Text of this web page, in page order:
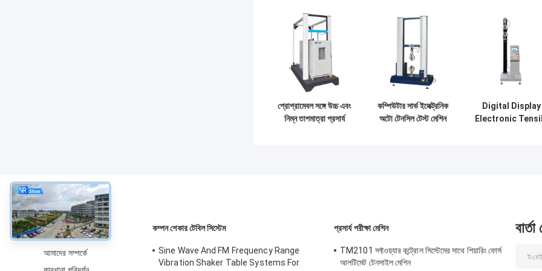
প্রোগ্রামেবল সঙ্গে উচ্চ এবং
নিম্ন তাপমাত্রা প্রসার্য
কম্পিউটার সার্ভ ইলেক্ট্রনিক
অটো টেনসিল টেস্ট মেশিন
Digital Display
Electronic
সম্বন্ধে
আমাদের সম্পর্কে
কম্পন শেকার টেবিল সিস্টেম
Sine Wave And FM Frequency Range
Vibration Shaker Table Systems For
প্রসার্য পরীক্ষা মেশিন
TM2101 সফ্টওয়্যার কন্ট্রোল সিস্টেমের সাথে শিয়ারিং ফোর্স
আলটিমেট টেনসাইল মেশিন
বার্তা